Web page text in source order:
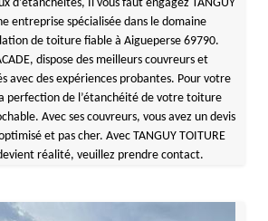
d’étanchéités, Il vous faut engagez TANGUY
entreprise spécialisée dans le domaine
de toiture fiable à Aigueperse 69790.
dispose des meilleurs couvreurs et
avec des expériences probantes. Pour votre
perfection de l’étanchéité de votre toiture
Avec ses couvreurs, vous avez un devis
et pas cher. Avec TANGUY TOITURE
réalité, veuillez prendre contact.